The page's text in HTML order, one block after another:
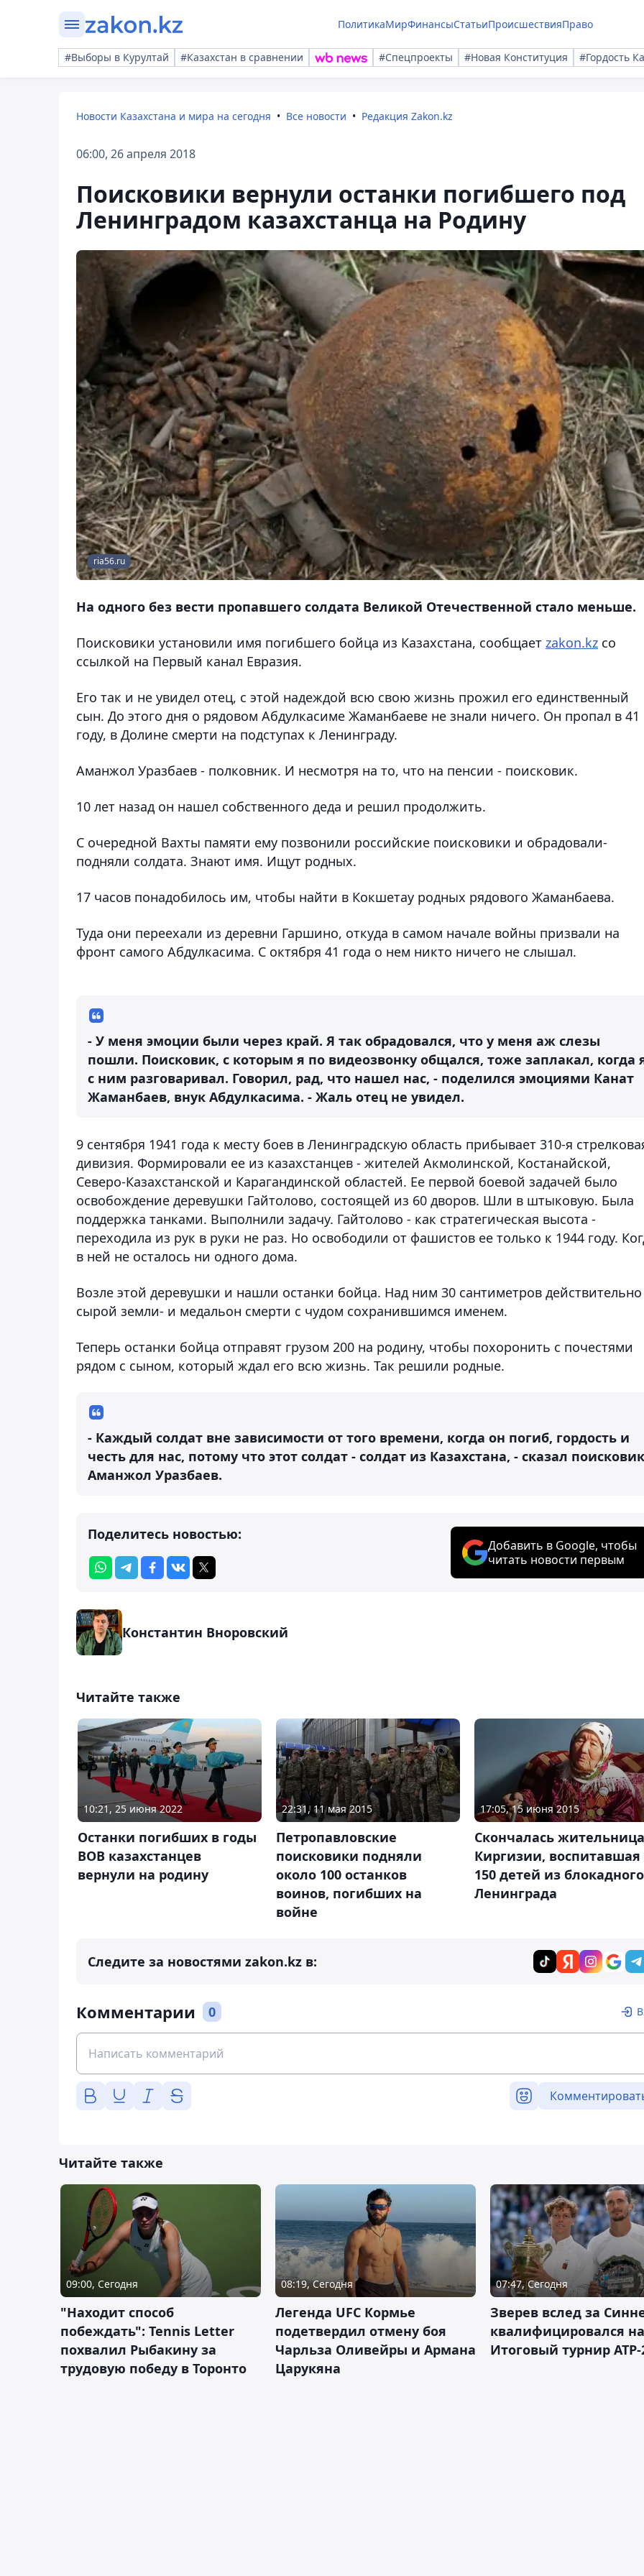
ПолитикаМирФинансыСтатьиПроисшествияПраво
#Выборы в Курултай #Казахстан в сравнении #Спецпроекты #Новая Конституция #Гордость
Новости Казахстана и мира на сегодня Все новости Редакция Zakon.kz
06:00, 26 апреля 2018
Поисковики вернули останки погибшего под
Ленинградом казахстанца на Родину
ria56.ru
На одного без вести пропавшего солдата Великой Отечественной стало меньше.
Поисковики установили имя погибшего бойца из Казахстана, сообщает zakon.kz со
ссылкой на Первый канал Евразия.
Его так и не увидел отец, с этой надеждой всю свою жизнь прожил его единственный
сын. До этого дня о рядовом Абдулкасиме Жаманбаеве не знали ничего. Он пропал в 41
году, в Долине смерти на подступах к Ленинграду.
Аманжол Уразбаев - полковник. И несмотря на то, что на пенсии - поисковик.
10 лет назад он нашел собственного деда и решил продолжить.
С очередной Вахты памяти ему позвонили российские поисковики и обрадовали-
подняли солдата. Знают имя. Ищут родных.
17 часов понадобилось им, чтобы найти в Кокшетау родных рядового Жаманбаева.
Туда они переехали из деревни Гаршино, откуда в самом начале войны призвали на
фронт самого Абдулкасима. С октября 41 года о нем никто ничего не слышал.
- У меня эмоции были через край. Я так обрадовался, что у меня аж слезы
пошли. Поисковик, с которым я по видеозвонку общался, тоже заплакал, когда
с ним разговаривал. Говорил, рад, что нашел нас, - поделился эмоциями Канат
Жаманбаев, внук Абдулкасима. - Жаль отец не увидел.
9 сентября 1941 года к месту боев в Ленинградскую область прибывает 310-я
дивизия. Формировали ее из казахстанцев - жителей Акмолинской, Костанайской,
Северо-Казахстанской и Карагандинской областей. Ее первой боевой задачей было
освобождение деревушки Гайтолово, состоящей из 60 дворов. Шли в штыковую. Была
поддержка танками. Выполнили задачу. Гайтолово - как стратегическая высота -
переходила из рук в руки не раз. Но освободили от фашистов ее только к 1944 году.
в ней не осталось ни одного дома.
Возле этой деревушки и нашли останки бойца. Над ним 30 сантиметров действительно
сырой земли- и медальон смерти с чудом сохранившимся именем.
Теперь останки бойца отправят грузом 200 на родину, чтобы похоронить с почестями
рядом с сыном, который ждал его всю жизнь. Так решили родные.
- Каждый солдат вне зависимости от того времени, когда он погиб, гордость и
честь для нас, потому что этот солдат - солдат из Казахстана, - сказал поисковик
Аманжол Уразбаев.
Поделитесь новостью:
Добавить в Google, чтобы
читать новости первым
Константин Вноровский
Читайте также
10:21, 25 июня 2022
Останки погибших в годы
ВОВ казахстанцев
вернули на родину
22:31, 11 мая 2015
Петропавловские
поисковики подняли
около 100 останков
воинов, погибших на
войне
17:05, 15 июня 2015
Скончалась жительница
Киргизии, воспитавшая
150 детей из блокадного
Ленинграда
Следите за новостями zakon.kz в:
Комментарии 0
Читайте также
09:00, Сегодня
"Находит способ
побеждать": Tennis Letter
похвалил Рыбакину за
трудовую победу в Торонто
08:19, Сегодня
Легенда UFC Кормье
подетвердил отмену боя
Чарльза Оливейры и Армана
Царукяна
07:47, Сегодня
Зверев вслед за
квалифицировался на
Итоговый турнир ATP-